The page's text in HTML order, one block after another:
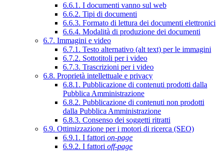
6.6.1. I documenti vanno sul web
6.6.2. Tipi di documenti
6.6.3. Formato di lettura dei documenti elettronici
6.6.4. Modalità di produzione dei documenti
6.7. Immagini e video
6.7.1. Testo alternativo (alt text) per le immagini
6.7.2. Sottotitoli per i video
6.7.3. Trascrizioni per i video
6.8. Proprietà intellettuale e privacy
6.8.1. Pubblicazione di contenuti prodotti dalla
Pubblica Amministrazione
6.8.2. Pubblicazione di contenuti non prodotti
dalla Pubblica Amministrazione
6.8.3. Consenso dei soggetti ritratti
6.9. Ottimizzazione per i motori di ricerca (SEO)
6.9.1. I fattori on-page
6.9.2. I fattori off-page